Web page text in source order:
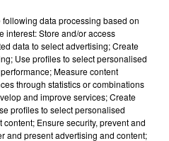
FELIZ
par“REAL HASTA LA MUERTE”
d'Anuel AA et
following data processing based on
interest: Store and/or access
data to select advertising; Create
Use profiles to select personalised
Measure content
through statistics or combinations
and improve services; Create
profiles to select personalised
Ensure security, prevent and
and present advertising and content;